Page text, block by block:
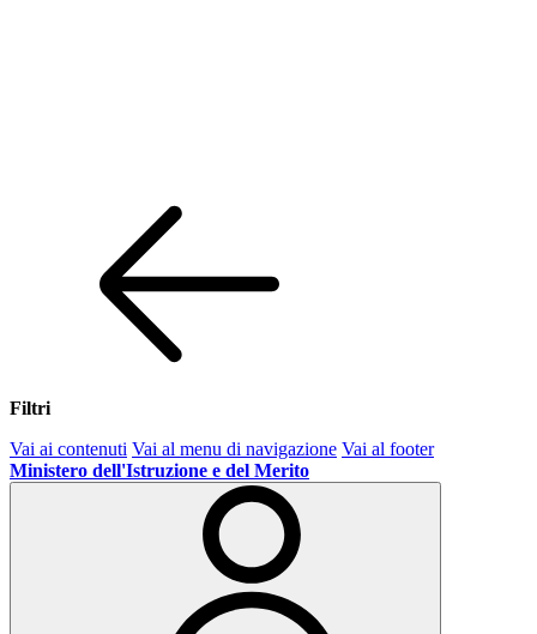
Filtri
Vai ai contenuti Vai al menu di navigazione Vai al footer
Ministero dell'Istruzione e del Merito